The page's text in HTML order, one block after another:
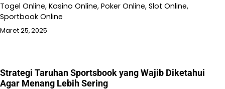
Togel Online, Kasino Online, Poker Online, Slot Online,
Sportbook Online
Maret 25, 2025
Strategi Taruhan Sportsbook yang Wajib Diketahui
Agar Menang Lebih Sering